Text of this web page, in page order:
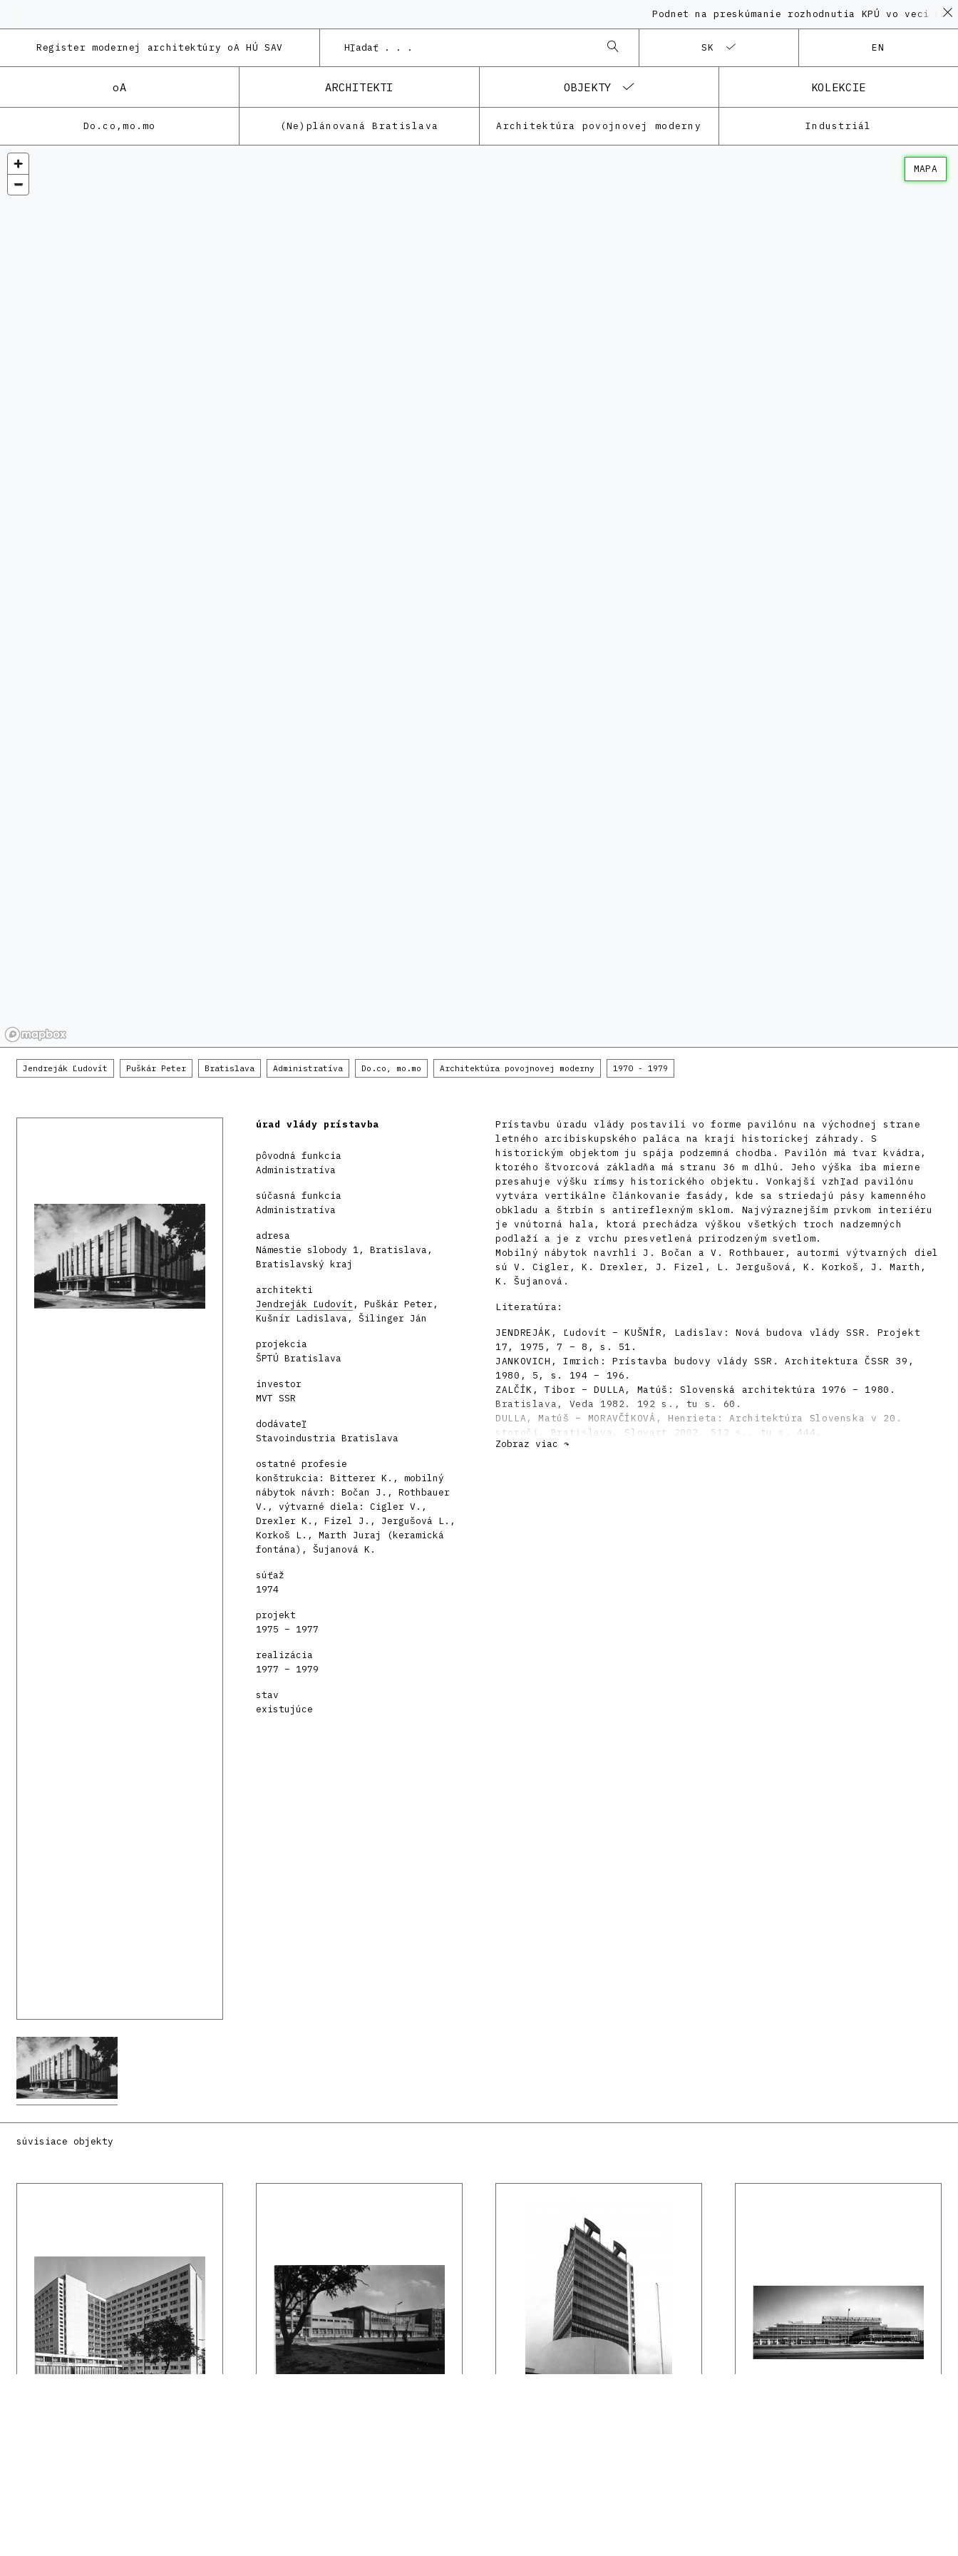
Podnet na preskúmanie rozhodnutia KPÚ vo veci
Register modernej architektúry oA HÚ SAV SK EN
oA ARCHITEKTI OBJEKTY KOLEKCIE
Do.co,mo.mo (Ne)plánovaná Bratislava Architektúra povojnovej moderny Industriál
MAPA
Jendreják Ľudovít Puškár Peter Bratislava Administratíva Do.co, mo.mo Architektúra povojnovej moderny 1970 - 1979
úrad vlády prístavba
pôvodná funkcia
Administratíva
súčasná funkcia
Administratíva
adresa
Námestie slobody 1, Bratislava,
Bratislavský kraj
architekti
Jendreják Ľudovít , Puškár Peter,
Kušnír Ladislava, Šilinger Ján
projekcia
ŠPTÚ Bratislava
investor
MVT SSR
dodávateľ
Stavoindustria Bratislava
ostatné profesie
konštrukcia: Bitterer K., mobilný
nábytok návrh: Bočan J., Rothbauer
V., výtvarné diela: Cigler V.,
Drexler K., Fizel J., Jergušová L.,
Korkoš L., Marth Juraj (keramická
fontána), Šujanová K.
súťaž
1974
projekt
1975 – 1977
realizácia
1977 – 1979
stav
existujúce
Prístavbu úradu vlády postavili vo forme pavilónu na východnej strane
letného arcibiskupského paláca na kraji historickej záhrady. S
historickým objektom ju spája podzemná chodba. Pavilón má tvar kvádra,
ktorého štvorcová základňa má stranu 36 m dlhú. Jeho výška iba mierne
presahuje výšku rímsy historického objektu. Vonkajší vzhľad pavilónu
vytvára vertikálne článkovanie fasády, kde sa striedajú pásy kamenného
obkladu a štrbín s antireflexným sklom. Najvýraznejším prvkom interiéru
je vnútorná hala, ktorá prechádza výškou všetkých troch nadzemných
podlaží a je z vrchu presvetlená prirodzeným svetlom.
Mobilný nábytok navrhli J. Bočan a V. Rothbauer, autormi výtvarných diel
sú V. Cigler, K. Drexler, J. Fizel, L. Jergušová, K. Korkoš, J. Marth,
K. Šujanová.
Literatúra:
JENDREJÁK, Ľudovít – KUŠNÍR, Ladislav: Nová budova vlády SSR. Projekt
17, 1975, 7 – 8, s. 51.
JANKOVICH, Imrich: Prístavba budovy vlády SSR. Architektura ČSSR 39,
1980, 5, s. 194 – 196.
ZALČÍK, Tibor – DULLA, Matúš: Slovenská architektúra 1976 – 1980.
Bratislava, Veda 1982. 192 s., tu s. 60.
DULLA, Matúš – MORAVČÍKOVÁ, Henrieta: Architektúra Slovenska v 20.
storočí. Bratislava, Slovart 2002. 512 s., tu s. 444.
Zobraz viac ↷
súvisiace objekty